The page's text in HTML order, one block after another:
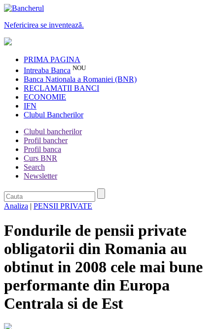
Nefericirea se inventează.
PRIMA PAGINA
Intreaba Banca NOU
Banca Nationala a Romaniei (BNR)
RECLAMATII BANCI
ECONOMIE
IFN
Clubul Bancherilor
Clubul bancherilor
Profil bancher
Profil banca
Curs BNR
Search
Newsletter
Analiza | PENSII PRIVATE
Fondurile de pensii private
obligatorii din Romania au
obtinut in 2008 cele mai bune
performante din Europa
Centrala si de Est